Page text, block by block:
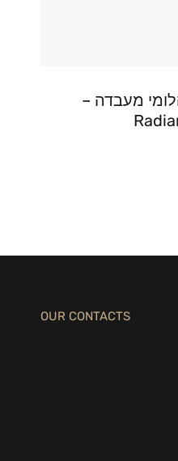
מעבדה –
OUR CONTACTS